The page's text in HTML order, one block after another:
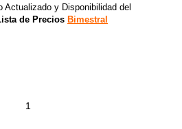
Actualizado y Disponibilidad del
de Precios Bimestral